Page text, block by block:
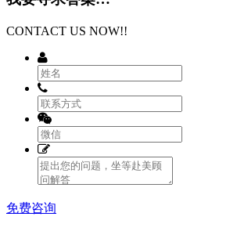
CONTACT US NOW!!
免费咨询